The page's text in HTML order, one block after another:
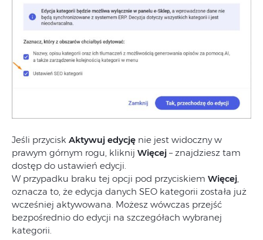
Jeśli przycisk Aktywuj edycję nie jest widocznyw
prawym górnym rogu, kliknij Więcej – znajdziesz tam
dostęp do ustawień edycji.
W przypadku braku tej opcji pod przyciskiem Więcej,
oznacza to, że edycja danych SEO kategorii została już
wcześniej aktywowana. Możesz wówczas przejść
bezpośrednio do edycji na szczegółach wybranej
kategorii.